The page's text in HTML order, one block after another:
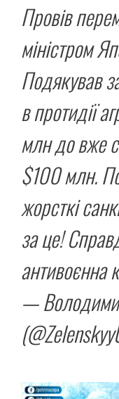
Провів
міністром
Подякував
в протидії
млн до вже
$100 млн.
жорсткі
за це!
антивоєнна
—